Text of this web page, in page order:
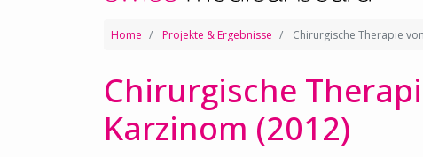
Home Projekte & Ergebnisse Chirurgische Therapie
Chirurgische
Karzinom (2012)